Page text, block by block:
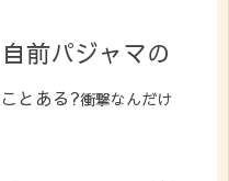
自前パジャマの
とある?衝撃なんだけ